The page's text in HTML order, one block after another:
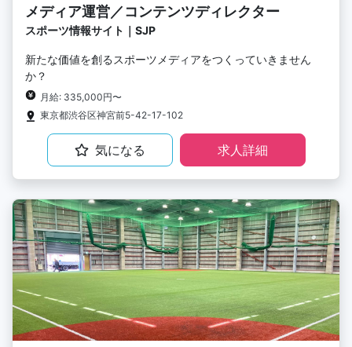
メディア運営／コンテンツディレクター
スポーツ情報サイト｜SJP
新たな価値を創るスポーツメディアをつくっていきません
か？
月給: 335,000円〜
東京都渋谷区神宮前5-42-17-102
気になる 求人詳細